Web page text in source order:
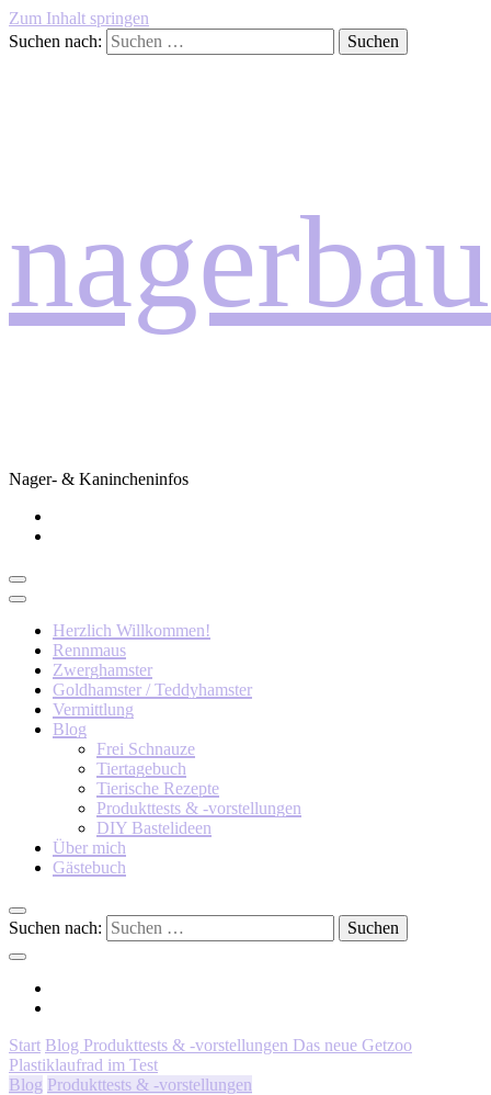
Zum Inhalt springen
Suchen nach:
Nager- & Kanincheninfos
Herzlich Willkommen!
Rennmaus
Zwerghamster
Goldhamster / Teddyhamster
Vermittlung
Blog
Frei Schnauze
Tiertagebuch
Tierische Rezepte
Produkttests & -vorstellungen
DIY Bastelideen
Über mich
Gästebuch
Suchen nach:
Start Blog Produkttests & -vorstellungen Das neue Getzoo
Plastiklaufrad im Test
Blog Produkttests & -vorstellungen